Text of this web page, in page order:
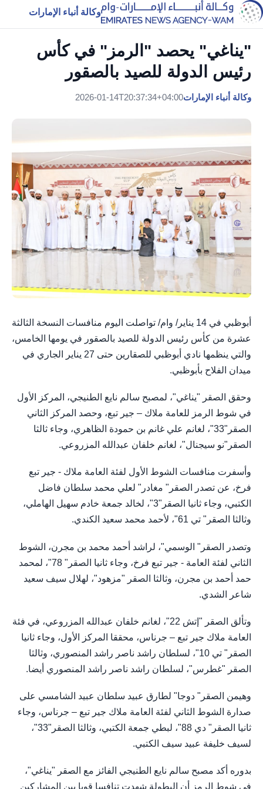
وكالة أنباء الإمارات
"يناغي" يحصد "الرمز" في كأس
رئيس الدولة للصيد بالصقور
وكالة أنباء الإمارات2026-01-14T20:37:34+04:00
أبوظبي في 14 يناير/ وام/ تواصلت اليوم منافسات النسخة الثالثة
عشرة من كأس رئيس الدولة للصيد بالصقور في يومها الخامس،
والتي ينظمها نادي أبوظبي للصقارين حتى 27 يناير الجاري في
ميدان الفلاح بأبوظبي.
وحقق الصقر "يناغي"، لمصبح سالم نايع الطنيجي، المركز الأول
في شوط الرمز للعامة ملاك – جير تبع، وحصد المركز الثاني
الصقر"33"، لغانم علي غانم بن حمودة الظاهري، وجاء ثالثا
الصقر"نو سيجنال"، لغانم خلفان عبدالله المزروعي.
وأسفرت منافسات الشوط الأول لفئة العامة ملاك - جير تبع
فرخ، عن تصدر الصقر" مغادر" لعلي محمد سلطان فاضل
الكتبي، وجاء ثانيا الصقر"3"، لخالد جمعة خادم سهيل الهاملي،
وثالثا الصقر" تي 61"، لأحمد محمد سعيد الكندي.
وتصدر الصقر" الوسمي"، لراشد أحمد محمد بن مجرن، الشوط
الثاني لفئة العامة - جير تبع فرخ، وجاء ثانيا الصقر" 78"، لمحمد
حمد أحمد بن مجرن، وثالثا الصقر "مزهود"، لهلال سيف سعيد
شاعر الشدي.
وتألق الصقر "إتش 22"، لغانم خلفان عبدالله المزروعي، في فئة
العامة ملاك جير تبع – جرناس، محققا المركز الأول، وجاء ثانيا
الصقر" تي 10"، لسلطان راشد ناصر راشد المنصوري، وثالثا
الصقر "غطرس"، لسلطان راشد ناصر راشد المنصوري أيضا.
وهيمن الصقر" دوجا" لطارق عبيد سلطان عبيد الشامسي على
صدارة الشوط الثاني لفئة العامة ملاك جير تبع – جرناس، وجاء
ثانيا الصقر" دي 88"، لبطي جمعة الكتبي، وثالثا الصقر"33"،
لسيف خليفة عبيد سيف الكتبي.
بدوره أكد مصبح سالم نايع الطنيجي الفائز مع الصقر "يناغي"،
في شوط الرمز أن البطولة شهدت تنافسا قويا بين المشاركين